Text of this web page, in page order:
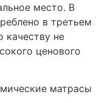
место. В
в третьем
качеству не
ценового